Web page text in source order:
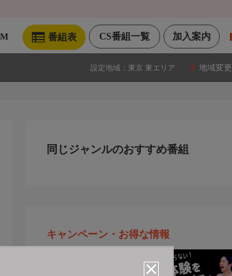
加入案内
CS番組一覧
番組表
設定地域： 東京 東エリア 地域変更
同じジャンルのおすすめ番組
キャンペーン・お得な情報